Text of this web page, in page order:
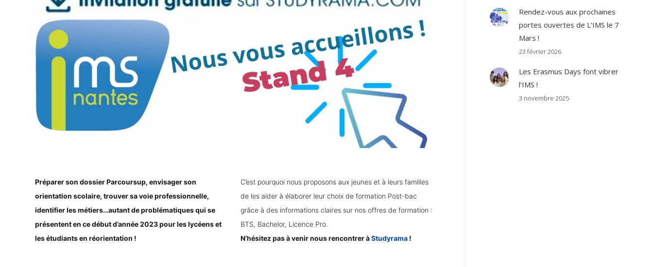
Préparer son dossier Parcoursup, envisager son
orientation scolaire, trouver sa voie professionnelle,
identifier les métiers…autant de problématiques qui se
présentent en ce début d’année 2023 pour les lycéens et
les étudiants en réorientation !
C’est pourquoi nous proposons aux jeunes et à leurs familles
de les aider à élaborer leur choix de formation Post-bac
grâce à des informations claires sur nos offres de formation :
BTS, Bachelor, Licence Pro.
N’hésitez pas à venir nous rencontrer àStudyrama!
Rendez-vous aux prochaines
portes ouvertes de L’IMS le 7
Mars !
23 février 2026
Les Erasmus Days font vibrer
l’IMS !
3 novembre 2025